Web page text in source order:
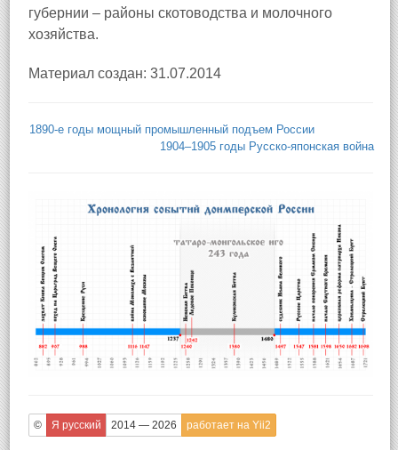
губернии – районы скотоводства и молочного
хозяйства.
Материал создан: 31.07.2014
1890-е годы мощный промышленный подъем России
1904–1905 годы Русско-японская война
© Я русский 2014 — 2026 работает на Yii2